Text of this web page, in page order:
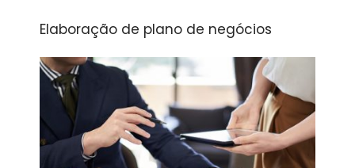
Elaboração de plano de negócios